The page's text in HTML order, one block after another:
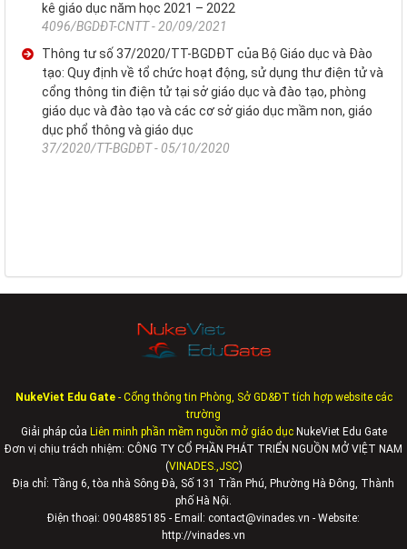
kê giáo dục năm học 2021 – 2022
4096/BGDĐT-CNTT - 20/09/2021
Thông tư số 37/2020/TT-BGDĐT của Bộ Giáo dục và Đào
tạo: Quy định về tổ chức hoạt động, sử dụng thư điện tử và
cổng thông tin điện tử tại sở giáo dục và đào tạo, phòng
giáo dục và đào tạo và các cơ sở giáo dục mầm non, giáo
dục phổ thông và giáo dục
37/2020/TT-BGDĐT - 05/10/2020
NukeViet Edu Gate- Cổng thông tin Phòng, Sở GD&ĐT tích hợp website các
trường
Giải pháp của Liên minh phần mềm nguồn mở giáo dục NukeViet Edu Gate
Đơn vị chịu trách nhiệm: CÔNG TY CỔ PHẦN PHÁT TRIỂN NGUỒN MỞ VIỆT NAM
(VINADES.,JSC)
Địa chỉ: Tầng 6, tòa nhà Sông Đà, Số 131 Trần Phú, Phường Hà Đông, Thành
phố Hà Nội.
Điện thoại: 0904885185 - Email: contact@vinades.vn - Website:
http://vinades.vn